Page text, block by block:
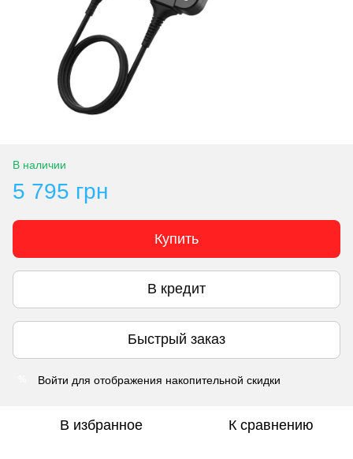
В наличии
5 795 грн
Купить
В кредит
Быстрый заказ
Войти для отображения накопительной скидки
В избранное К сравнению